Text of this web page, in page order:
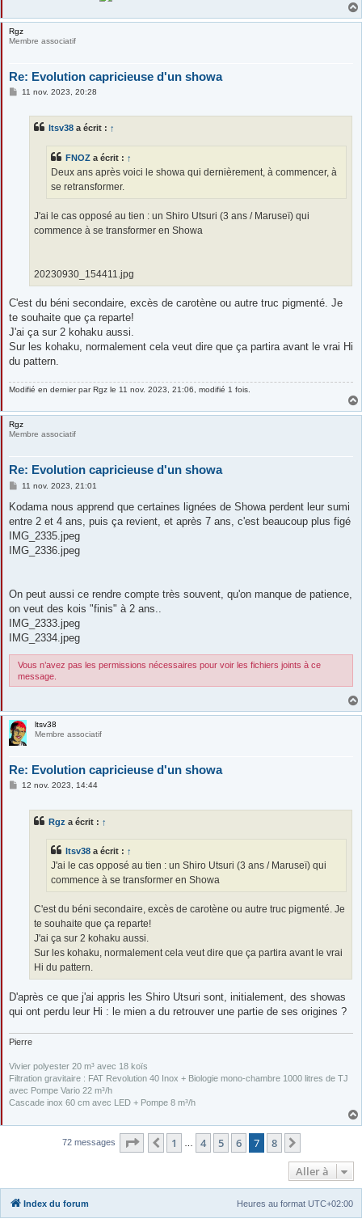
Rgz
Membre associatif
Re: Evolution capricieuse d'un showa
M11 nov. 2023, 20:28
ltsv38 a écrit : ↑
FNOZ a écrit : ↑
Deux ans après voici le showa qui dernièrement, à commencer, à
se retransformer.
J'ai le cas opposé au tien : un Shiro Utsuri (3 ans / Maruseï) qui
commence à se transformer en Showa
20230930_154411.jpg
C'est du béni secondaire, excès de carotène ou autre truc pigmenté. Je
te souhaite que ça reparte!
J'ai ça sur 2 kohaku aussi.
Sur les kohaku, normalement cela veut dire que ça partira avant le vrai Hi
du pattern.
Modifié en dernier par Rgz le 11 nov. 2023, 21:06, modifié 1 fois.
Rgz
Membre associatif
Re: Evolution capricieuse d'un showa
M
s
a
g
11 nov. 2023, 21:01
Kodama nous apprend que certaines lignées de Showa perdent leur sumi
entre 2 et 4 ans, puis ça revient, et après 7 ans, c'est beaucoup plus figé
IMG_2335.jpeg
IMG_2336.jpeg
On peut aussi ce rendre compte très souvent, qu'on manque de patience,
on veut des kois "finis" à 2 ans..
IMG_2333.jpeg
IMG_2334.jpeg
Vous n’avez pas les permissions nécessaires pour voir les fichiers joints à ce
message.
ltsv38
Membre associatif
Re: Evolution capricieuse d'un showa
M
12 nov. 2023, 14:44
Rgz a écrit : ↑
ltsv38 a écrit : ↑
J'ai le cas opposé au tien : un Shiro Utsuri (3 ans / Maruseï) qui
commence à se transformer en Showa
C'est du béni secondaire, excès de carotène ou autre truc pigmenté. Je
te souhaite que ça reparte!
J'ai ça sur 2 kohaku aussi.
Sur les kohaku, normalement cela veut dire que ça partira avant le vrai
Hi du pattern.
D'après ce que j'ai appris les Shiro Utsuri sont, initialement, des showas
qui ont perdu leur Hi : le mien a du retrouver une partie de ses origines ?
Pierre
Vivier polyester 20 m³ avec 18 koïs
Filtration gravitaire : FAT Revolution 40 Inox + Biologie mono-chambre 1000 litres de TJ
avec Pompe Vario 22 m³/h
Cascade inox 60 cm avec LED + Pompe 8 m³/h
72 messages Page sur
Précédente
1 4 5 6 7 8
Aller à
Index du forum Heures au format UTC+02:00